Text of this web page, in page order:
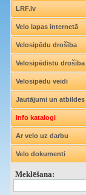
LRF.lv
Velo lapas internetā
Velosipēdu drošība
Velosipēdistu drošība
Velosipēdu veidi
Jautājumi un atbildes
Info katalogi
Ar velo uz darbu
Velo dokumenti
Meklēšana: